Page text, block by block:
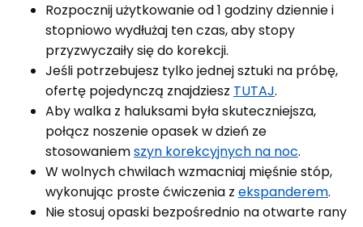
Rozpocznij użytkowanie od 1 godziny dziennie i
stopniowo wydłużaj ten czas, aby stopy
przyzwyczaiły się do korekcji.
Jeśli potrzebujesz tylko jednej sztuki na próbę,
ofertę pojedynczą znajdziesz TUTAJ.
Aby walka z haluksami była skuteczniejsza,
połącz noszenie opasek w dzień ze
stosowaniemszyn korekcyjnych na noc.
W wolnych chwilach wzmacniaj mięśnie stóp,
wykonując proste ćwiczenia z ekspanderem.
Nie stosuj opaski bezpośrednio na otwarte rany